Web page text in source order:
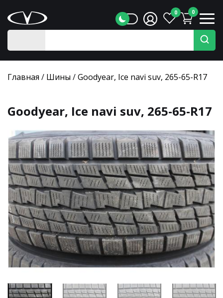
0 0
Главная / Шины /Goodyear, Ice navi suv, 265-65-R17
Goodyear, Ice navi suv, 265-65-R17